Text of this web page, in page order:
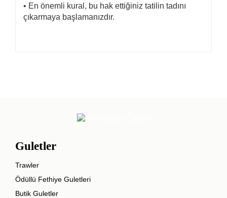
• En önemli kural, bu hak ettiğiniz tatilin tadını
çıkarmaya başlamanızdır.
Guletler
Trawler
Ödüllü Fethiye Guletleri
Butik Guletler